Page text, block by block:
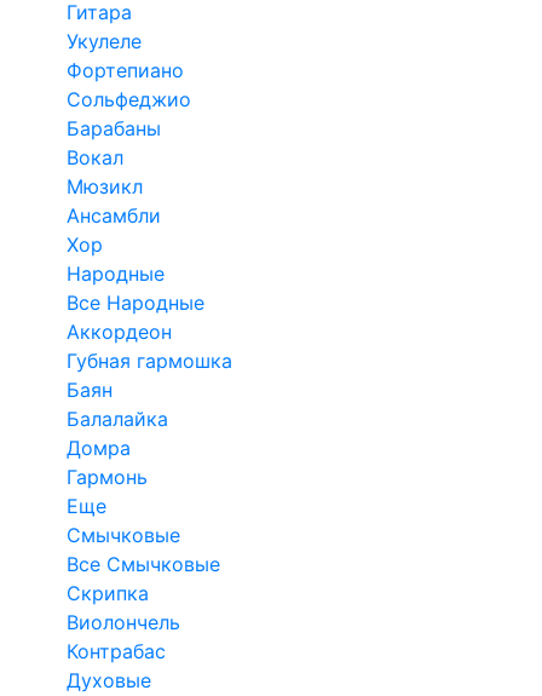
Гитара
Укулеле
Фортепиано
Сольфеджио
Барабаны
Вокал
Мюзикл
Ансамбли
Хор
Народные
Все Народные
Аккордеон
Губная гармошка
Баян
Балалайка
Домра
Гармонь
Еще
Смычковые
Все Смычковые
Скрипка
Виолончель
Контрабас
Духовые